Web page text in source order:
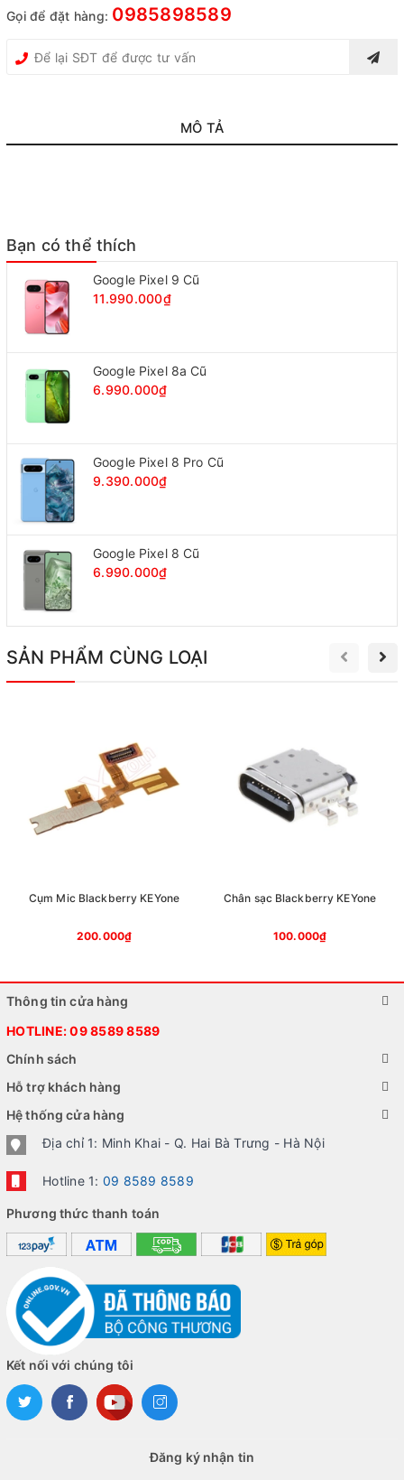
Gọi để đặt hàng: 0985898589
MÔ TẢ
Bạn có thể thích
Google Pixel 9 Cũ
11.990.000₫
Google Pixel 8a Cũ
6.990.000₫
Google Pixel 8 Pro Cũ
9.390.000₫
Google Pixel 8 Cũ
6.990.000₫
SẢN PHẨM CÙNG LOẠI
Cụm Mic Blackberry KEYone
200.000₫
Chân sạc Blackberry KEYone
100.000₫
Thông tin cửa hàng
HOTLINE:09 8589 8589
Chính sách
Hỗ trợ khách hàng
Hệ thống cửa hàng
Địa chỉ 1: Minh Khai - Q. Hai Bà Trưng - Hà Nội
Hotline 1: 09 8589 8589
Phương thức thanh toán
Kết nối với chúng tôi
Đăng ký nhận tin